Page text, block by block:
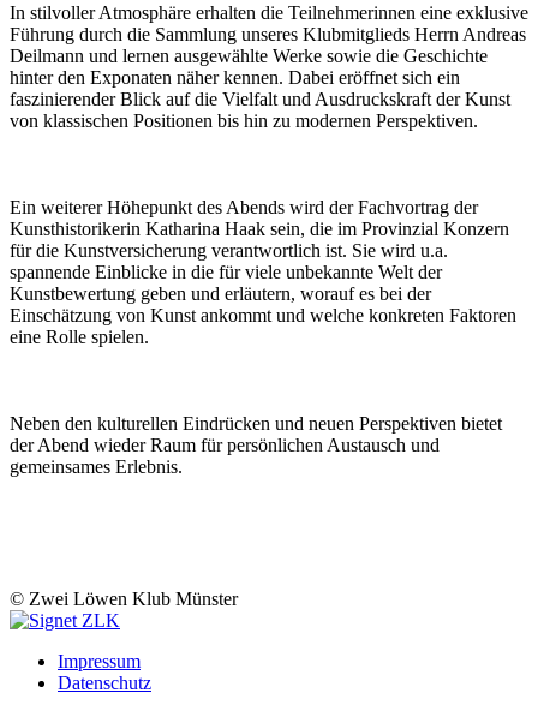
In stilvoller Atmosphäre erhalten die Teilnehmerinnen eine exklusive
Führung durch die Sammlung unseres Klubmitglieds Herrn Andreas
Deilmann und lernen ausgewählte Werke sowie die Geschichte
hinter den Exponaten näher kennen. Dabei eröffnet sich ein
faszinierender Blick auf die Vielfalt und Ausdruckskraft der Kunst
von klassischen Positionen bis hin zu modernen Perspektiven.
Ein weiterer Höhepunkt des Abends wird der Fachvortrag der
Kunsthistorikerin Katharina Haak sein, die im Provinzial Konzern
für die Kunstversicherung verantwortlich ist. Sie wird u.a.
spannende Einblicke in die für viele unbekannte Welt der
Kunstbewertung geben und erläutern, worauf es bei der
Einschätzung von Kunst ankommt und welche konkreten Faktoren
eine Rolle spielen.
Neben den kulturellen Eindrücken und neuen Perspektiven bietet
der Abend wieder Raum für persönlichen Austausch und
gemeinsames Erlebnis.
© Zwei Löwen Klub Münster
Impressum
Datenschutz